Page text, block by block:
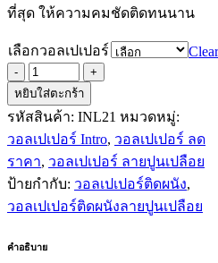
ที่สุด ให้ความคมชัดติดทนนาน
เลือกวอลเปเปอร์ Clear
หยิบใส่ตะกร้า
รหัสสินค้า: INL21 หมวดหมู่:
วอลเปเปอร์ Intro, วอลเปเปอร์ ลด
ราคา, วอลเปเปอร์ ลายปูนเปลือย
ป้ายกำกับ: วอลเปเปอร์ติดผนัง,
วอลเปเปอร์ติดผนังลายปูนเปลือย
คำอธิบาย